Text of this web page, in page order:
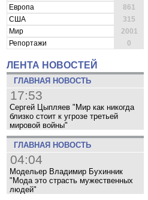
Европа
861
США
315
Мир
2001
Репортажи
0
ЛЕНТА НОВОСТЕЙ
ГЛАВНАЯ НОВОСТЬ
17:53
Сергей Цыпляев "Мир как никогда
близко стоит к угрозе третьей
мировой войны"
ГЛАВНАЯ НОВОСТЬ
04:04
Модельер Владимир Бухинник
"Мода это страсть мужественных
людей"